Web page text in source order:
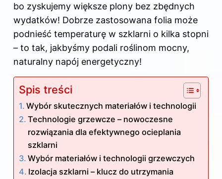
bo zyskujemy większe plony bez zbędnych
wydatków! Dobrze zastosowana folia może
podnieść temperaturę w szklarni o kilka stopni
– to tak, jakbyśmy podali roślinom mocny,
naturalny napój energetyczny!
Spis treści
Wybór skutecznych materiałów i technologii
Technologie grzewcze – nowoczesne
rozwiązania dla efektywnego ocieplania
szklarni
Wybór materiałów i technologii grzewczych
Izolacja szklarni – klucz do utrzymania